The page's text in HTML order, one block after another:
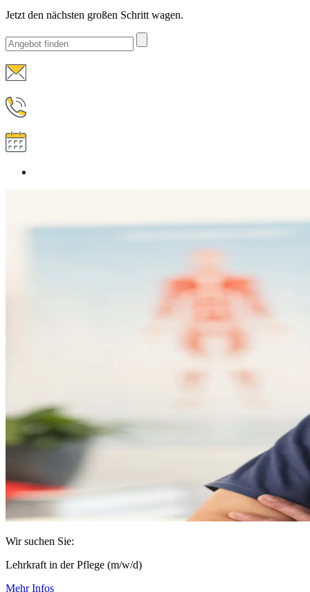
Jetzt den nächsten großen Schritt wagen.
Wir suchen Sie:
Lehrkraft in der Pflege (m/w/d)
Mehr Infos